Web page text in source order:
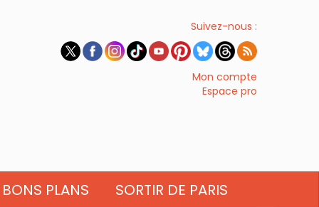
Suivez-nous :
Mon compte
Espace pro
BONS PLANS SORTIR DE PARIS